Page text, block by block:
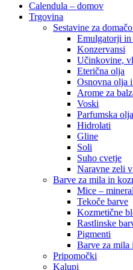
Calendula – domov
Trgovina
Sestavine za
Emulgatorji in
Konzervansi
Učinkovine,
Eterična olja
Osnovna olja
Arome za
Voski
Parfumska olja
Hidrolati
Gline
Soli
Suho cvetje
Naravne zeli
Barve za mila in
Mice –
Tekoče barve
Kozmetične
Rastlinske
Pigmenti
Barve za mila
Pripomočki
Kalupi